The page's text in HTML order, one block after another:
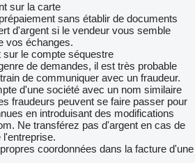
sur la carte
sans établir de documents
d'argent si le vendeur vous semble
vos échanges.
sur le compte séquestre
de demandes, il est très probable
de communiquer avec un fraudeur.
d'une société avec un nom similaire
fraudeurs peuvent se faire passer pour
en introduisant des modifications
Ne transférez pas d'argent en cas de
l'entreprise.
coordonnées dans la facture d'une